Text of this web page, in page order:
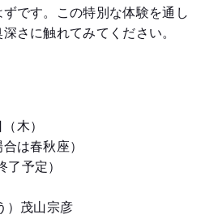
です。この特別な体験を通し
さに触れてみてください。
木）
は春秋座）
了予定）
）茂山宗彦